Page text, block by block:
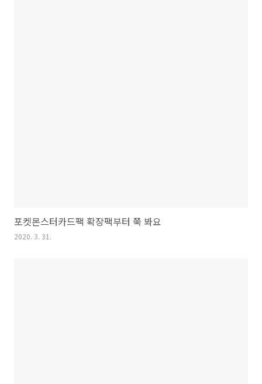
포켓몬스터카드팩 확장팩부터 쭉 봐요
2020. 3. 31.